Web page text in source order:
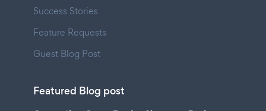
Success Stories
Feature Requests
Guest Blog Post
Featured Blog post